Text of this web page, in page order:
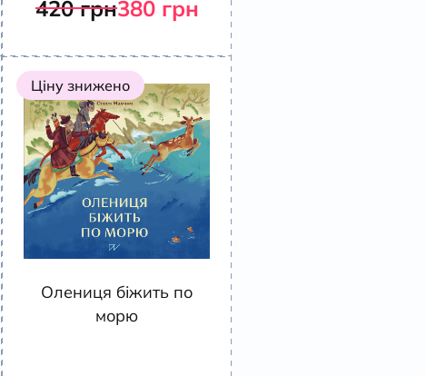
420грн380 грн
Ціну знижено
Олениця біжить по
морю